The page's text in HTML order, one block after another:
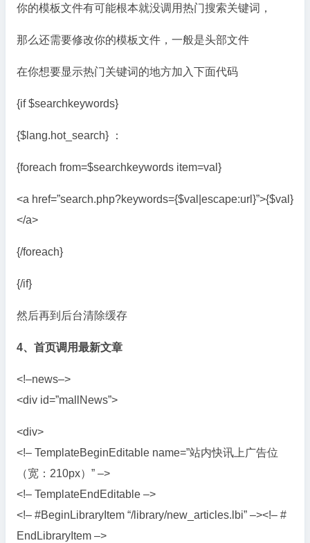
你的模板文件有可能根本就没调用热门搜索关键词，
那么还需要修改你的模板文件，一般是头部文件
在你想要显示热门关键词的地方加入下面代码
{if $searchkeywords}
{$lang.hot_search} ：
{foreach from=$searchkeywords item=val}
<a href=”search.php?keywords={$val|escape:url}”>{$val}
</a>
{/foreach}
{/if}
然后再到后台清除缓存
4、首页调用最新文章
<!–news–>
<div id=”mallNews”>
<div>
<!– TemplateBeginEditable name=”站内快讯上广告位
（宽：210px）” –>
<!– TemplateEndEditable –>
<!– #BeginLibraryItem “/library/new_articles.lbi” –><!– #
EndLibraryItem –>